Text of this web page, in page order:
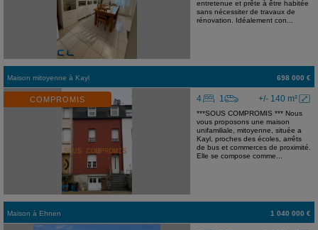
entretenue et prête à être habitée
sans nécessiter de travaux de
rénovation. Idéalement con...
Maison mitoyenne à Kayl 698 000 €
COMPROMIS +/- 140 m²
4 1
***SOUS COMPROMIS *** Nous
vous proposons une maison
unifamiliale, mitoyenne, située a
Kayl, proches des écoles, arrêts
de bus et commerces de proximité.
Elle se compose comme...
Maison à Ehnen 1 040 000 €